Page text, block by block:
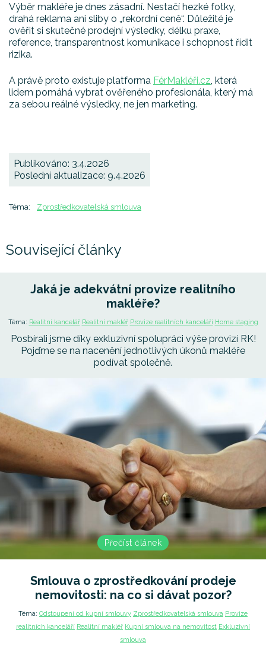
Výběr makléře je dnes zásadní. Nestačí hezké fotky,
drahá reklama ani sliby o „rekordní ceně“. Důležité je
ověřit si skutečné prodejní výsledky, délku praxe,
reference, transparentnost komunikace i schopnost řídit
rizika.
A právě proto existuje platforma FérMakléři.cz, která
lidem pomáhá vybrat ověřeného profesionála, který má
za sebou reálné výsledky, ne jen marketing.
Publikováno: 3.4.2026
Poslední aktualizace: 9.4.2026
Téma: Zprostředkovatelská smlouva
Související články
Jaká je adekvátní provize realitního
makléře?
Téma: Realitní kancelář Realitní makléř Provize realitních kanceláří Home staging
Posbírali jsme díky exkluzivní spolupráci výše provizí RK!
Pojďme se na nacenění jednotlivých úkonů makléře
podívat společně.
Přečíst článek
Smlouva o zprostředkování prodeje
nemovitosti: na co si dávat pozor?
Téma: Odstoupení od kupní smlouvy Zprostředkovatelská smlouva Provize
realitních kanceláří Realitní makléř Kupní smlouva na nemovitost Exkluzivní
smlouva